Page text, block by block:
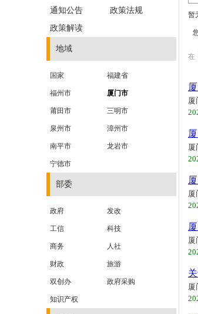
通知公告
政策法规
政策解读
地域
国家 福建省
福州市 厦门市
莆田市 三明市
泉州市 漳州市
南平市 龙岩市
宁德市
部委
政府 发改
工信 科技
商务 人社
财政 旅游
双创办 政府采购
知识产权
暂
在
厦
厦
厦
厦
厦